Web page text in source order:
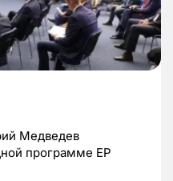
Медведев
программе ЕР